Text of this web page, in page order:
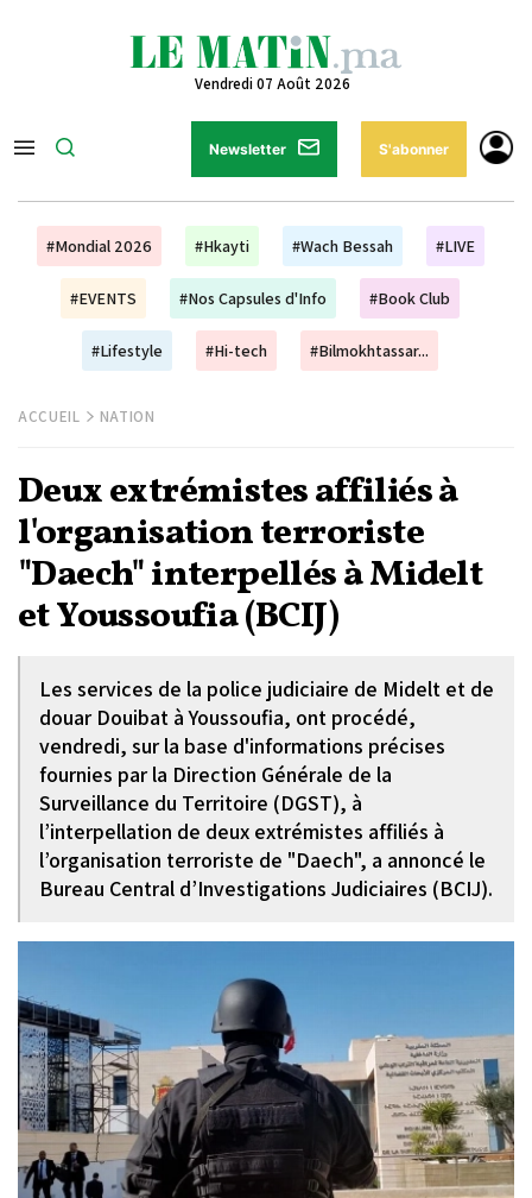
Vendredi 07 Août 2026
Newsletter S'abonner
#Mondial 2026 #Hkayti #Wach Bessah #LIVE
#EVENTS #Nos Capsules d'Info #Book Club
#Lifestyle #Hi-tech #Bilmokhtassar...
ACCUEIL NATION
Deux extrémistes affiliés à
l'organisation terroriste
"Daech" interpellés à Midelt
et Youssoufia (BCIJ)
Les services de la police judiciaire de Midelt et de
douar Douibat à Youssoufia, ont procédé,
vendredi, sur la base d'informations précises
fournies par la Direction Générale de la
Surveillance du Territoire (DGST), à
l’interpellation de deux extrémistes affiliés à
l’organisation terroriste de "Daech", a annoncé le
Bureau Central d’Investigations Judiciaires (BCIJ).